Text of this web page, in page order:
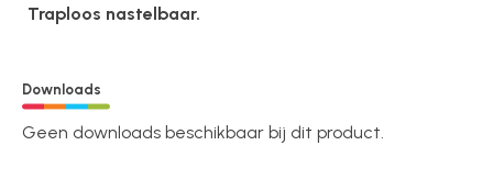
Traploos nastelbaar.
Downloads
Geen downloads beschikbaar bij dit product.